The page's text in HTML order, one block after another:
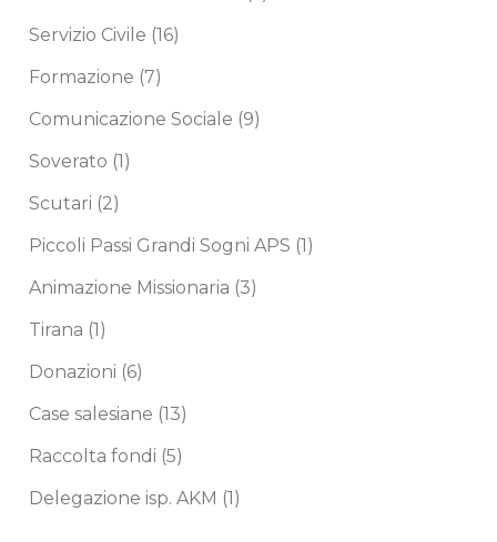
Servizio Civile (16)
Formazione (7)
Comunicazione Sociale (9)
Soverato (1)
Scutari (2)
Piccoli Passi Grandi Sogni APS (1)
Animazione Missionaria (3)
Tirana (1)
Donazioni (6)
Case salesiane (13)
Raccolta fondi (5)
Delegazione isp. AKM (1)